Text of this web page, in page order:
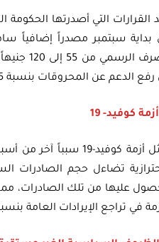
بداية سبتمبر مصدراً إضافياً
الدعم عن المحروقات بنسبة 75% والكهرباء بنسبة41%.
تمثل أزمة كوفيد-19
تضاءل حجم الصادرات
عليها من تلك الصادرات،
في تراجع الإيرادات العامة بنسبة 40 في